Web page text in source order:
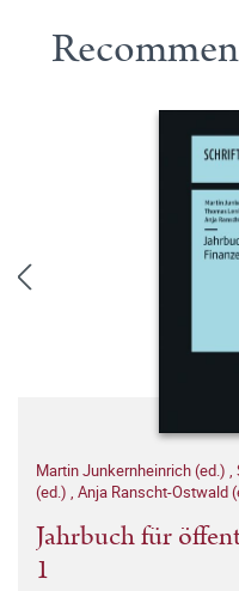
Martin Junkernheinrich (ed.) ,
(ed.) , Anja Ranscht-Ostwald
Jahrbuch für
1